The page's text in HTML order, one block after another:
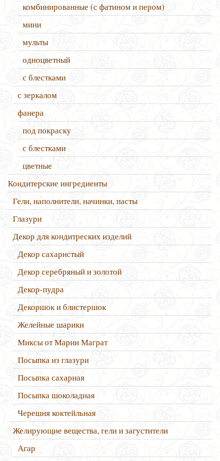
комбинированные (с фатином и пером)
мини
мульты
одноцветный
с блестками
с зеркалом
фанера
под покраску
с блестками
цветные
Кондитерские ингредиенты
Гели, наполнители, начинки, пасты
Глазури
Декор для кондитреских изделий
Декор сахаристый
Декор серебряный и золотой
Декор-пудра
Декоршок и блистершок
Желейные шарики
Миксы от Марии Маграт
Посыпка из глазури
Посыпка сахарная
Посыпка шоколадная
Черешня коктейльная
Желирующие вещества, гели и загустители
Агар